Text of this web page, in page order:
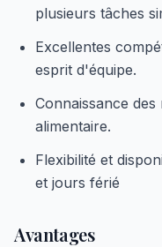
plusieurs tâches
Excellentes
esprit d'équipe.
Connaissance
alimentaire.
Flexibilité et
et jours férié
Avantages